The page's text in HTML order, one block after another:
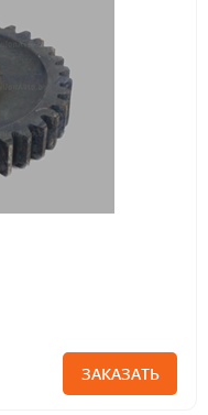
ЗАКАЗАТЬ